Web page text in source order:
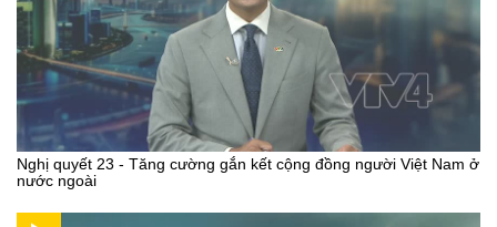
Nghị quyết 23 - Tăng cường gắn kết cộng đồng người Việt Nam ở
nước ngoài